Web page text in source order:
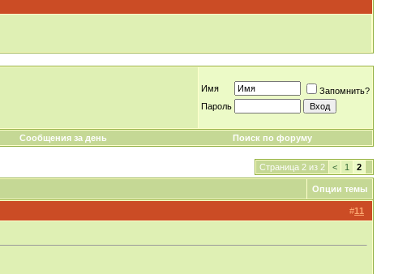
Имя
Запомнить?
Пароль
Сообщения за день Поиск по форуму
Страница 2 из 2 < 1 2
Опции темы
#11